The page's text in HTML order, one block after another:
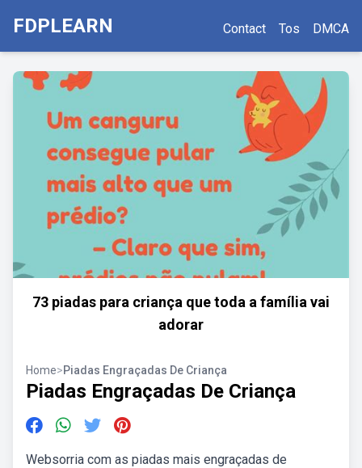
FDPLEARN Contact Tos DMCA
73 piadas para criança que toda a família vai
adorar
Home>Piadas Engraçadas De Criança
Piadas Engraçadas De Criança
Websorria com as piadas mais engraçadas de